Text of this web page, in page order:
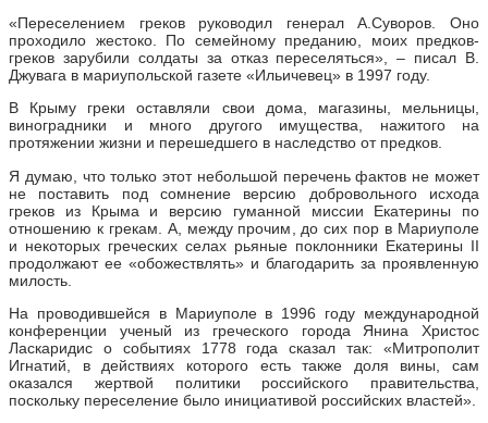
«Переселением греков руководил генерал А.Суворов. Оно
проходило жестоко. По семейному преданию, моих предков-
греков зарубили солдаты за отказ переселяться», – писал В.
Джувага в мариупольской газете «Ильичевец» в 1997 году.
В Крыму греки оставляли свои дома, магазины, мельницы,
виноградники и много другого имущества, нажитого на
протяжении жизни и перешедшего в наследство от предков.
Я думаю, что только этот небольшой перечень фактов не может
не поставить под сомнение версию добровольного исхода
греков из Крыма и версию гуманной миссии Екатерины по
отношению к грекам. А, между прочим, до сих пор в Мариуполе
и некоторых греческих селах рьяные поклонники Екатерины II
продолжают ее «обожествлять» и благодарить за проявленную
милость.
На проводившейся в Мариуполе в 1996 году международной
конференции ученый из греческого города Янина Христос
Ласкаридис о событиях 1778 года сказал так: «Митрополит
Игнатий, в действиях которого есть также доля вины, сам
оказался жертвой политики российского правительства,
поскольку переселение было инициативой российских властей».